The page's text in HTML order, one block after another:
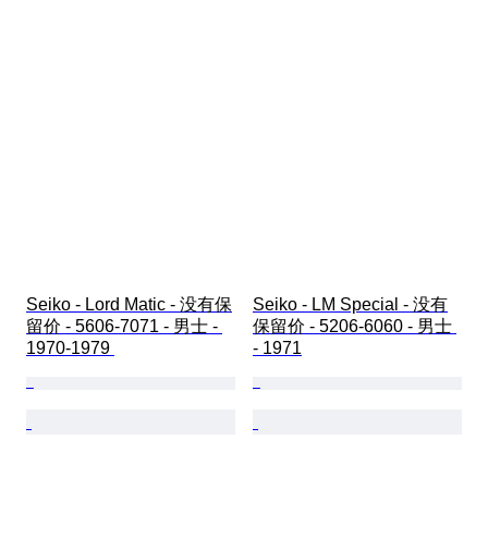
Seiko - Lord Matic - 没有保
留价 - 5606-7071 - 男士 -
1970-1979
Seiko - LM Special - 没有
保留价 - 5206-6060 - 男士
- 1971